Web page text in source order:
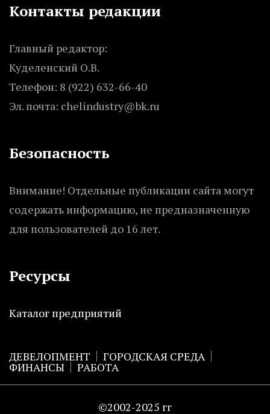
Контакты редакции
Главный редактор:
Куделенский О.В.
Телефон: 8 (922) 632-66-40
Эл. почта: chelindustry@bk.ru
Безопасность
Внимание! Отдельные публикации сайта могут
содержать информацию, не предназначенную
для пользователей до 16 лет.
Ресурсы
Каталог предприятий
ДЕВЕЛОПМЕНТ ГОРОДСКАЯ СРЕДА
ФИНАНСЫ РАБОТА
©2002-2025 гг